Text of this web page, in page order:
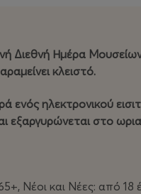
Διεθνή Ημέρα
κλειστό.
ηλεκτρονικού
εξαργυρώνεται στο
Νέοι και Νέες: από